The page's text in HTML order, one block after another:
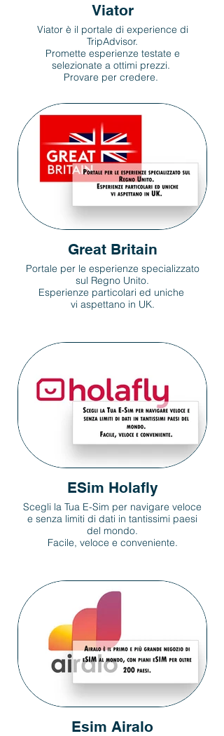
Viator
Viator è il portale di experience di
TripAdvisor.
Promette esperienze testate e
selezionate a ottimi prezzi.
Provare per credere.
Great Britain
Portale per le esperienze specializzato
sul Regno Unito.
Esperienze particolari ed uniche
vi aspettano in UK.
ESim Holafly
Scegli la Tua E-Sim per navigare veloce
e senza limiti di dati in tantissimi paesi
del mondo.
Facile, veloce e conveniente.
Esim Airalo